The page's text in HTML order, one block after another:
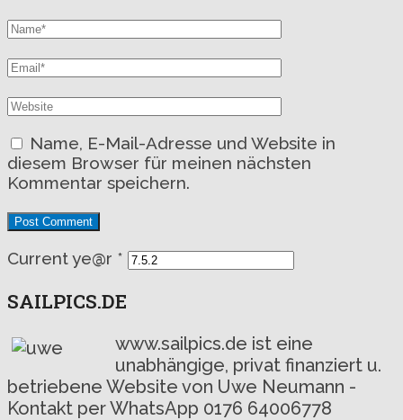
Name, E-Mail-Adresse und Website in
diesem Browser für meinen nächsten
Kommentar speichern.
Current ye@r *
SAILPICS.DE
www.sailpics.de ist eine
unabhängige, privat finanziert u.
betriebene Website von Uwe Neumann -
Kontakt per WhatsApp 0176 64006778